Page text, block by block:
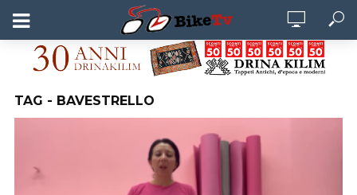
TAG - BAVESTRELLO